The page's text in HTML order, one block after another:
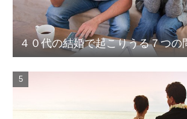
４０代の結婚で起こりうる７つの